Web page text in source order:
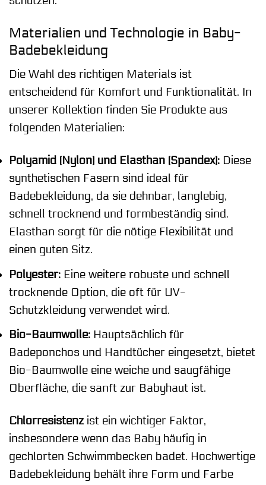
Materialien und Technologie in Baby-
Badebekleidung
Die Wahl des richtigen Materials ist
entscheidend für Komfort und Funktionalität. In
unserer Kollektion finden Sie Produkte aus
folgenden Materialien:
Polyamid (Nylon) und Elasthan (Spandex): Diese
synthetischen Fasern sind ideal für
Badebekleidung, da sie dehnbar, langlebig,
schnell trocknend und formbeständig sind.
Elasthan sorgt für die nötige Flexibilität und
einen guten Sitz.
Polyester: Eine weitere robuste und schnell
trocknende Option, die oft für UV-
Schutzkleidung verwendet wird.
Bio-Baumwolle: Hauptsächlich für
Badeponchos und Handtücher eingesetzt, bietet
Bio-Baumwolle eine weiche und saugfähige
Oberfläche, die sanft zur Babyhaut ist.
Chlorresistenz ist ein wichtiger Faktor,
insbesondere wenn das Baby häufig in
gechlorten Schwimmbecken badet. Hochwertige
Badebekleidung behält ihre Form und Farbe